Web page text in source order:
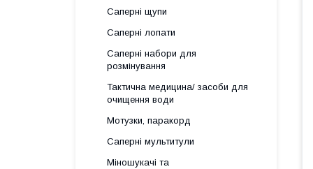
Саперні щупи
Саперні лопати
Саперні набори для
розмінування
Тактична медицина/ засоби для
очищення води
Мотузки, паракорд
Саперні мультитули
Міношукачі та